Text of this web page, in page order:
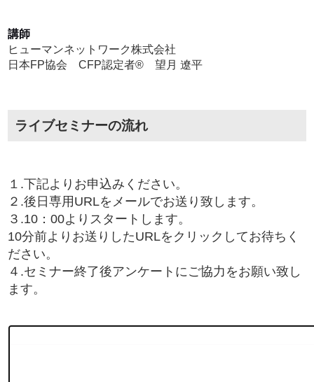
講師
ヒューマンネットワーク株式会社
日本FP協会 CFP認定者® 望月 遼平
ライブセミナーの流れ
１.下記よりお申込みください。
２.後日専用URLをメールでお送り致します。
３.10：00よりスタートします。
10分前よりお送りしたURLをクリックしてお待ちく
ださい。
４.セミナー終了後アンケートにご協力をお願い致し
ます。